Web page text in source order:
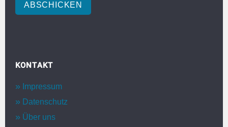
ABSCHICKEN
KONTAKT
Impressum
Datenschutz
Über uns